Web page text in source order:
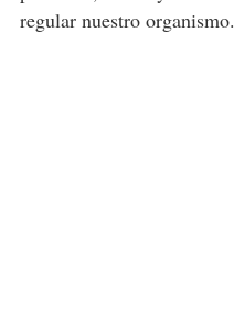
regular nuestro organismo.